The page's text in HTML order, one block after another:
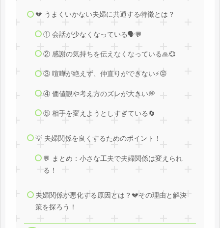
💔 うまくいかない夫婦に共通する特徴とは？
① 会話が少なくなっている🗣️💬
② 感謝の気持ちを伝えなくなっている🙏💞
③ 喧嘩が絶えず、仲直りができない⚡😡
④ 価値観や考え方のズレが大きい💭
⑤ 相手を変えようとしすぎている🔄
💡 夫婦関係を良くするためのポイント！
💬 まとめ：小さな工夫で夫婦関係は変えられ
る！
夫婦関係が悪化する原因とは？💔その理由と解決
策を探ろう！